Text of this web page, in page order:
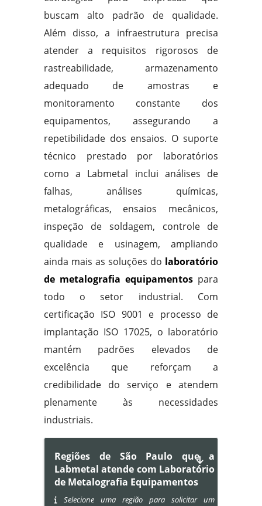
buscam alto padrão de qualidade.
Além disso, a infraestrutura precisa
atender a requisitos rigorosos de
rastreabilidade, armazenamento
adequado de amostras e
monitoramento constante dos
equipamentos, assegurando a
repetibilidade dos ensaios. O suporte
técnico prestado por laboratórios
como a Labmetal inclui análises de
falhas, análises químicas,
metalográficas, ensaios mecânicos,
inspeção de soldagem, controle de
qualidade e usinagem, ampliando
ainda mais as soluções do laboratório
de metalografia equipamentos para
todo o setor industrial. Com
certificação ISO 9001 e processo de
implantação ISO 17025, o laboratório
mantém padrões elevados de
excelência que reforçam a
credibilidade do serviço e atendem
plenamente às necessidades
industriais.
Regiões de São Paulo que a
Labmetal atende com Laboratório
de Metalografia Equipamentos
Selecione uma região para solicitar um